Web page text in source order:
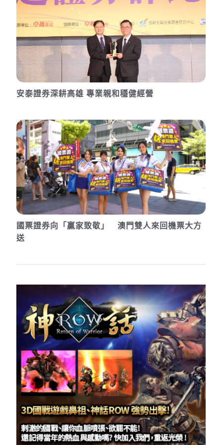
安泰證券深耕高雄 專業親和穩健經營
國票證券向「贏家致敬」 澳門雙人來回機票大方
送